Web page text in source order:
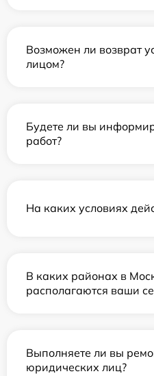
Возможен ли возврат
лицом?
Будете ли вы
работ?
На каких условиях
В каких районах в
располагаются ваши
Выполняете ли вы
юридических лиц?